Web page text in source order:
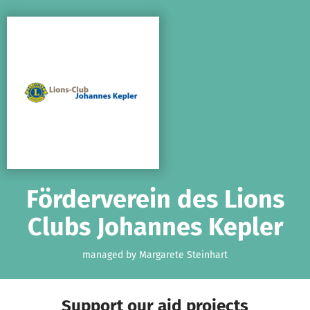
Förderverein des Lions
Clubs Johannes Kepler
managed by Margarete Steinhart
Support our aid projects